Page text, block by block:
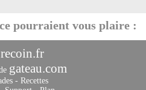
pourraient vous plaire :
recoin.fr
gateau.com
- Recettes